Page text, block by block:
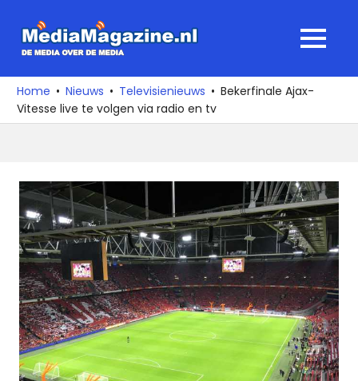
naar
media
over
de
MENU
Home Nieuws Televisienieuws
Bekerfinale Ajax-
Vitesse live te volgen via radio en tv